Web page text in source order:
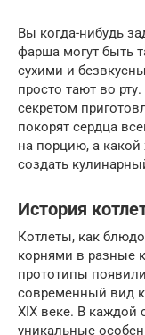
Вы когда-нибудь
фарша могут быть
сухими и
просто тают во
секретом
покорят сердца
на порцию, а какой
создать
История
Котлеты, как
корнями в разные
прототипы
современный вид
XIX веке. В каждой
уникальные